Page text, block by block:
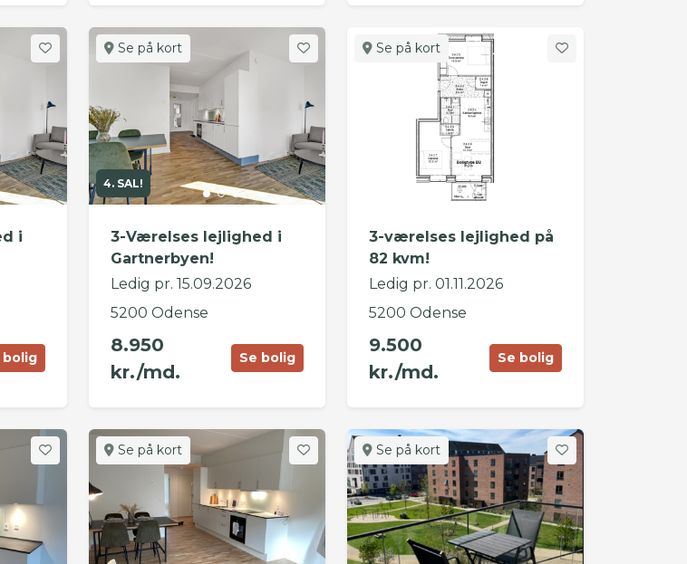
i
bolig
Se på kort
4. SAL!
3-Værelses lejlighed i
Gartnerbyen!
Ledig pr. 15.09.2026
5200 Odense
8.950
kr./md.
Se bolig
Se på kort
3-værelses lejlighed på
82 kvm!
Ledig pr. 01.11.2026
5200 Odense
9.500
kr./md.
Se bolig
Se på kort Se på kort